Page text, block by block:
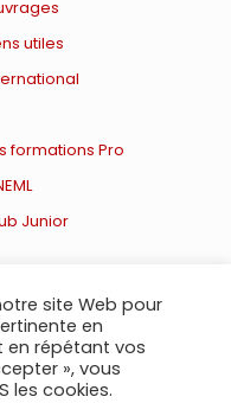
utiles
formations Pro
Junior
Légale et
site Web pour
en
en répétant vos
», vous
les cookies.